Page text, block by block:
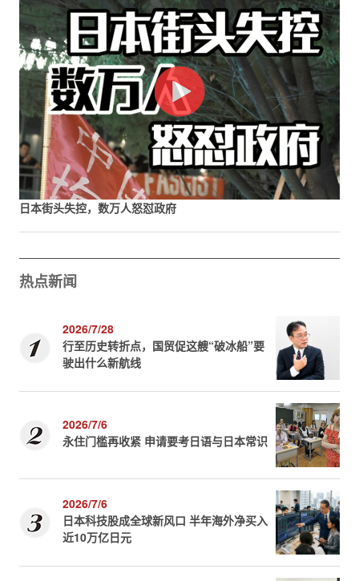
日本街头失控，数万人怒怼政府
热点新闻
2026/7/28
行至历史转折点，国贸促这艘“破冰船”要
驶出什么新航线
2026/7/6
永住门槛再收紧 申请要考日语与日本常识
2026/7/6
日本科技股成全球新风口 半年海外净买入
近10万亿日元